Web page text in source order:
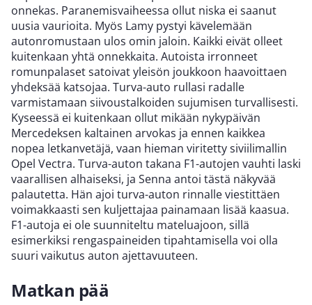
onnekas. Paranemisvaiheessa ollut niska ei saanut
uusia vaurioita. Myös Lamy pystyi kävelemään
autonromustaan ulos omin jaloin. Kaikki eivät olleet
kuitenkaan yhtä onnekkaita. Autoista irronneet
romunpalaset satoivat yleisön joukkoon haavoittaen
yhdeksää katsojaa. Turva-auto rullasi radalle
varmistamaan siivoustalkoiden sujumisen turvallisesti.
Kyseessä ei kuitenkaan ollut mikään nykypäivän
Mercedeksen kaltainen arvokas ja ennen kaikkea
nopea letkanvetäjä, vaan hieman viritetty siviilimallin
Opel Vectra. Turva-auton takana F1-autojen vauhti laski
vaarallisen alhaiseksi, ja Senna antoi tästä näkyvää
palautetta. Hän ajoi turva-auton rinnalle viestittäen
voimakkaasti sen kuljettajaa painamaan lisää kaasua.
F1-autoja ei ole suunniteltu mateluajoon, sillä
esimerkiksi rengaspaineiden tipahtamisella voi olla
suuri vaikutus auton ajettavuuteen.
Matkan pää